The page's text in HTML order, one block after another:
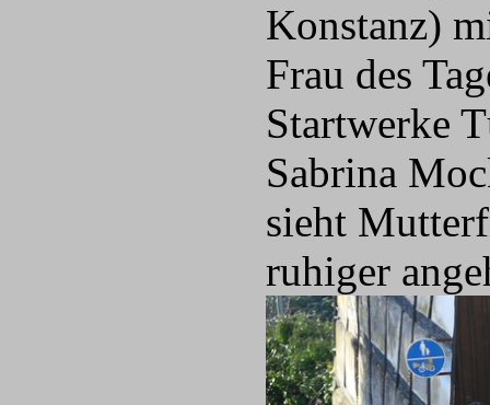
Konstanz)
Frau des
Startwerke
Sabrina
sieht
ruhiger